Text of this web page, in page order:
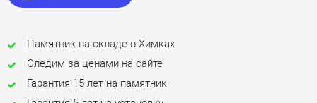
Памятник на складе в Химках
Следим за ценами на сайте
Гарантия 15 лет на памятник